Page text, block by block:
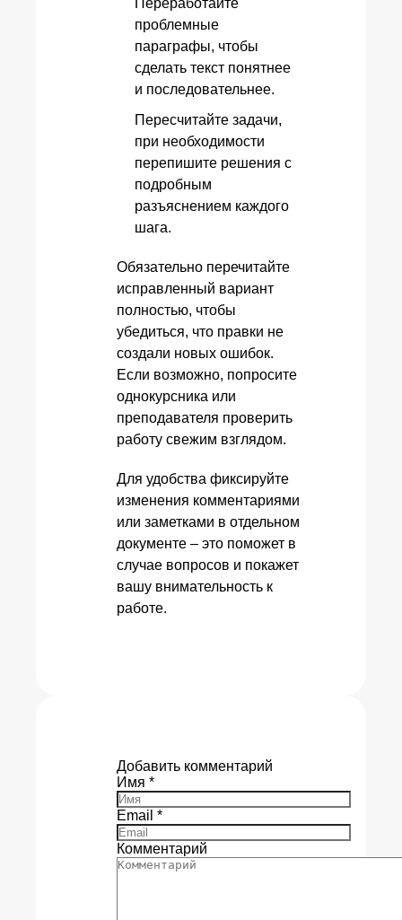
Переработайте
проблемные
параграфы, чтобы
сделать текст понятнее
и последовательнее.
Пересчитайте задачи,
при необходимости
перепишите решения с
подробным
разъяснением каждого
шага.
Обязательно перечитайте
исправленный вариант
полностью, чтобы
убедиться, что правки не
создали новых ошибок.
Если возможно, попросите
однокурсника или
преподавателя проверить
работу свежим взглядом.
Для удобства фиксируйте
изменения комментариями
или заметками в отдельном
документе – это поможет в
случае вопросов и покажет
вашу внимательность к
работе.
Добавить комментарий
Имя *
Email *
Комментарий